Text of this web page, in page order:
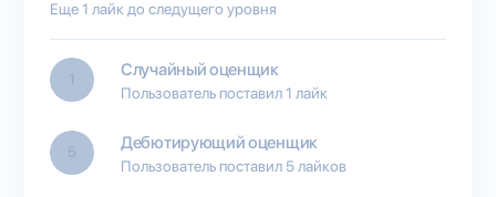
Еще 1 лайк до следущего уровня
1 Случайный оценщик
Пользователь поставил 1 лайк
5 Дебютирующий оценщик
Пользователь поставил 5 лайков